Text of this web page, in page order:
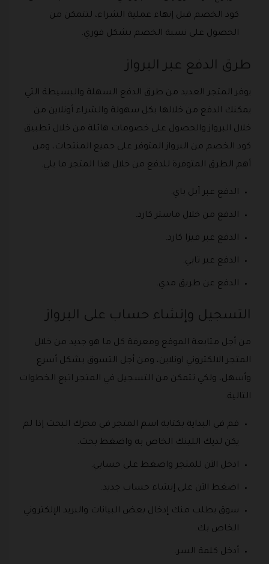
كود الخصم قبل إنهاء عملية الشراء، لتتمكن من
الحصول على نسبة الخصم بشكل فوري.
طرق الدفع عبر البرواز
يوفر المتجر العديد من طرق الدفع السهلة والبسيطة التي
يمكنك الدفع من خلالها بكل سهولة والشراء أونلاين من
خلال البرواز والحصول على خصومات هائلة من خلال تطبيق
كود الخصم من البرواز المتوفر على جميع المنتجات، ومن
أهم الطرق المتوفرة للدفع من خلال هذا المتجر ما يلي.
الدفع عبر آبل باي.
الدفع من خلال ماستر كارد.
الدفع عبر فيزا كارد.
الدفع عبر تابي.
الدفع عن طريق مدي.
التسجيل وإنشاء حساب على البرواز
من أجل متابعة الموقع ومعرفة كل ما هو جديد من خلال
المتجر الالكتروني اونلاين، ومن أجل التسوق بشكل أسرع
وأسهل، ولكي تتمكن من التسجيل في المتجر اتبع الخطوات
التالية.
قم في البداية بكتابة اسم المتجر في محرك البحث إذا لم
يكن لديك اللينك الخاص به واضغط بحث.
ادخل الآن للمتجر واضغط على حسابي.
اضغط الآن على إنشاء حساب جديد.
سوق يطلب منك إدخال بعض البيانات والبريد الإلكتروني
الخاص بك.
أدخل كلمة السر.